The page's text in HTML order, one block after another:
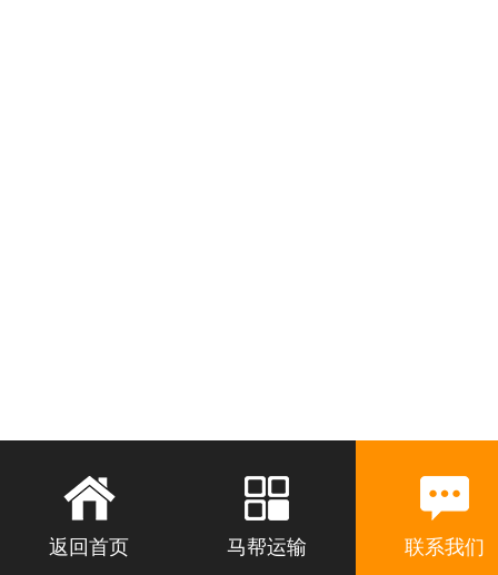
返回首页 马帮运输 联系我们